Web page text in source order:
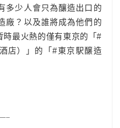
多少人會只為釀造出口的
廠？以及誰將成為他們的
最火熱的僅有東京的「#
店）」的「#東京駅醸造